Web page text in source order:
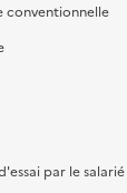
conventionnelle
par le salarié